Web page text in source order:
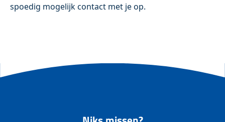
spoedig mogelijk contact met je op.